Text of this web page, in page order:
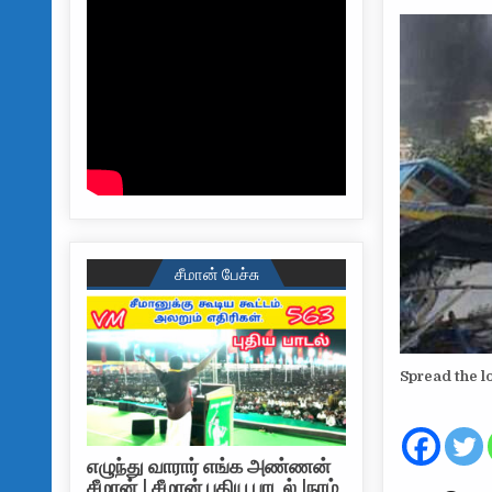
Spread the
சீமான் பேச்சு
எழுந்து வாரார் எங்க அண்ணன்
சீமான் | சீமான் புதிய பாடல் |நாம்